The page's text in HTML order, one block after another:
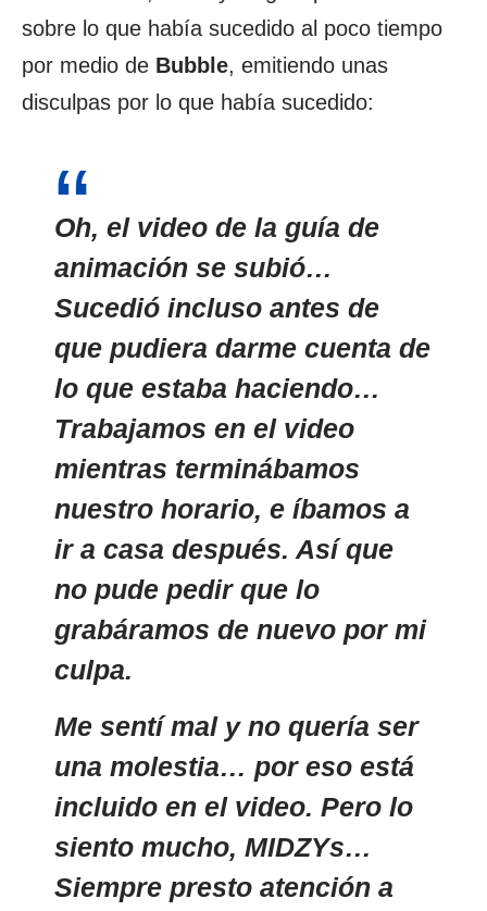
sobre lo que había sucedido al poco tiempo
por medio de Bubble, emitiendo unas
disculpas por lo que había sucedido:
Oh, el video de la guía de
animación se subió…
Sucedió incluso antes de
que pudiera darme cuenta de
lo que estaba haciendo…
Trabajamos en el video
mientras terminábamos
nuestro horario, e íbamos a
ir a casa después. Así que
no pude pedir que lo
grabáramos de nuevo por mi
culpa.
Me sentí mal y no quería ser
una molestia… por eso está
incluido en el video. Pero lo
siento mucho, MIDZYs…
Siempre presto atención a